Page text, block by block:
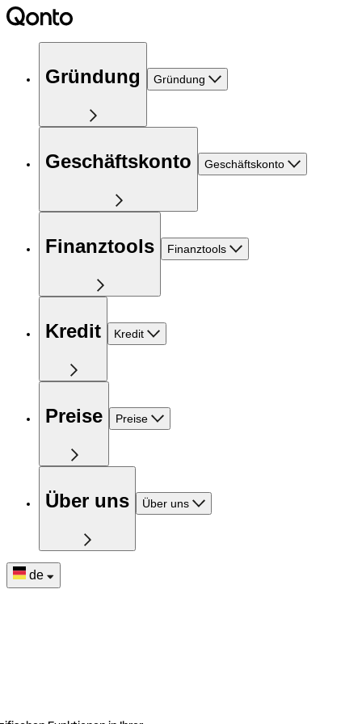
Gründung Gründung
Geschäftskonto Geschäftskonto
Finanztools Finanztools
Kredit Kredit
Preise Preise
Über uns Über uns
de